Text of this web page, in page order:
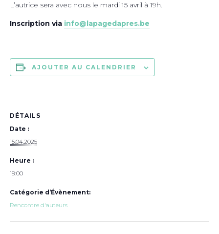
L’autrice sera avec nous le mardi 15 avril à 19h.
Inscription via info@lapagedapres.be
AJOUTER AU CALENDRIER
DÉTAILS
Date :
15.04.2025
Heure :
19:00
Catégorie d’Évènement:
Rencontre d'auteurs